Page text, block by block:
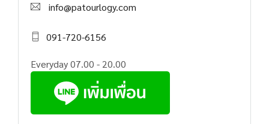
info@patourlogy.com
091-720-6156
Everyday 07.00 - 20.00